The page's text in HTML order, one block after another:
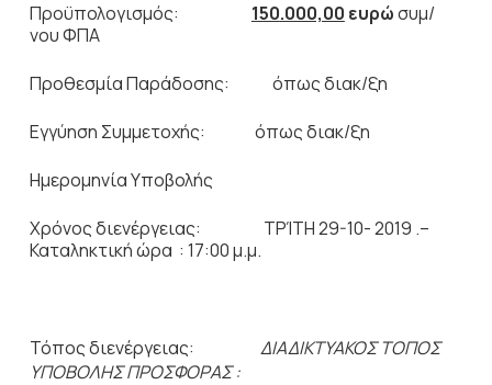
Προϋπολογισμός: 150.000,00 ευρώσυμ/
νου ΦΠΑ
Προθεσμία Παράδοσης: όπως διακ/ξη
Εγγύηση Συμμετοχής: όπως διακ/ξη
Ημερομηνία Υποβολής
Χρόνος διενέργειας: ΤΡΊΤΗ 29-10- 2019 .–
Καταληκτική ώρα : 17:00 μ.μ.
Τόπος διενέργειας: ΔΙΑΔΙΚΤΥΑΚΟΣ ΤΟΠΟΣ
ΥΠΟΒΟΛΗΣ ΠΡΟΣΦΟΡΑΣ :